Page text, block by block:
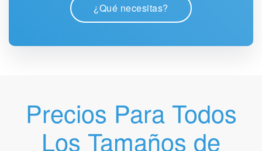
¿Qué necesitas?
Precios Para Todos
Los Tamaños de